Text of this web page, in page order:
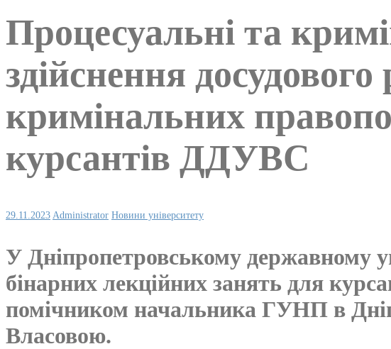
Процесуальні та
здійснення
кримінальних
курсантів ДДУВС
29.11.2023 Administrator Новини університету
У Дніпропетровському державному
бінарних лекційних занять для
помічником начальника ГУНП в
Власовою.